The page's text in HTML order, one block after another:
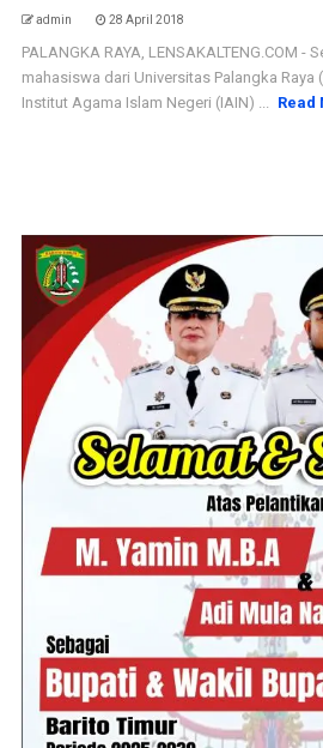
admin 28 April 2018
PALANGKA RAYA, LENSAKALTENG.COM -
mahasiswa dari Universitas Palangka Raya
Institut Agama Islam Negeri (IAIN) ... Read